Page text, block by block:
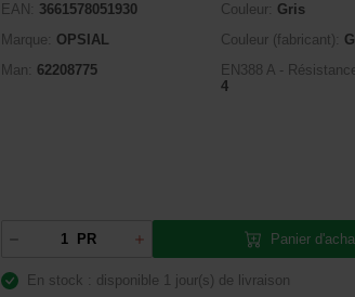
EAN:
3661578051930
Marque:
OPSIAL
Man:
62208775
Couleur: Gris
Couleur (fabricant):
EN388 A -
4
PR Panier
En stock : disponible 1 jour(s) de livraison